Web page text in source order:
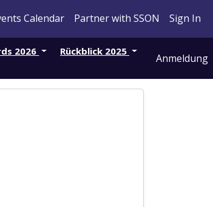
Calendar Partner with SSON Sign In
2026 Rückblick 2025
Anmeldung